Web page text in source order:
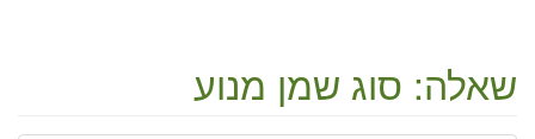
שאלה: סוג שמן מנוע